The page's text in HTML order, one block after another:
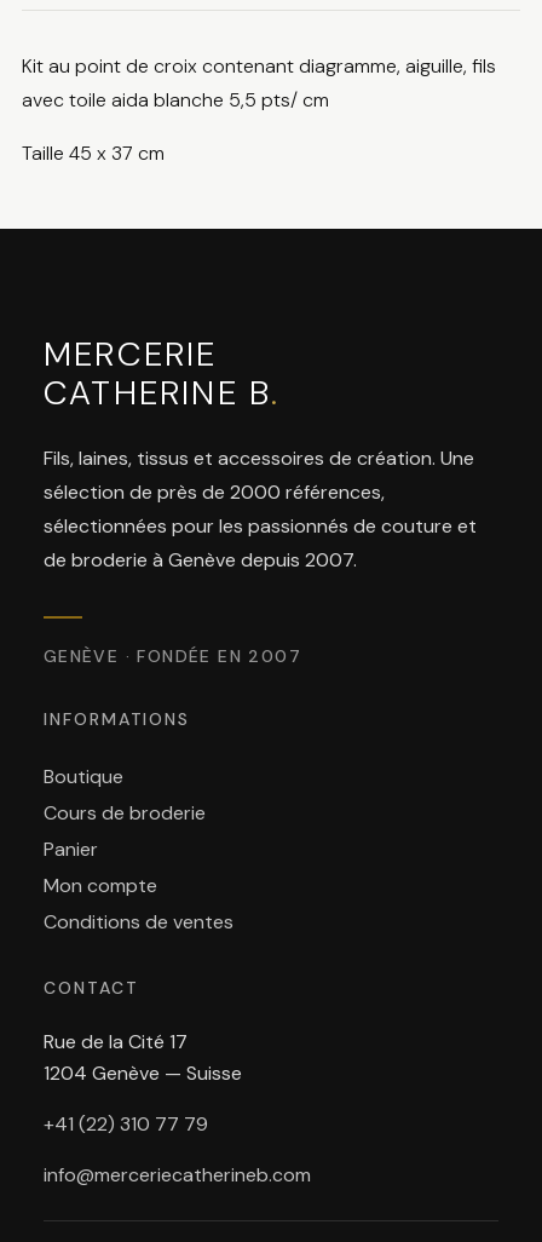
Kit au point de croix contenant diagramme, aiguille, fils
avec toile aida blanche 5,5 pts/ cm
Taille 45 x 37 cm
MERCERIE
CATHERINE B.
Fils, laines, tissus et accessoires de création. Une
sélection de près de 2000 références,
sélectionnées pour les passionnés de couture et
de broderie à Genève depuis 2007.
GENÈVE · FONDÉE EN 2007
INFORMATIONS
Boutique
Cours de broderie
Panier
Mon compte
Conditions de ventes
CONTACT
Rue de la Cité 17
1204 Genève — Suisse
+41 (22) 310 77 79
info@merceriecatherineb.com